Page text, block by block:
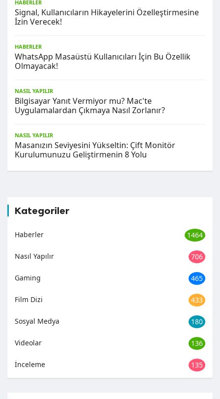
HABERLER
Signal, Kullanıcıların Hikayelerini Özelleştirmesine
İzin Verecek!
HABERLER
WhatsApp Masaüstü Kullanıcıları İçin Bu Özellik
Olmayacak!
NASIL YAPILIR
Bilgisayar Yanıt Vermiyor mu? Mac'te
Uygulamalardan Çıkmaya Nasıl Zorlanır?
NASIL YAPILIR
Masanızın Seviyesini Yükseltin: Çift Monitör
Kurulumunuzu Geliştirmenin 8 Yolu
Kategoriler
Haberler 1464
Nasıl Yapılır 706
Gaming 465
Film Dizi 433
Sosyal Medya 180
Videolar 136
İnceleme 135